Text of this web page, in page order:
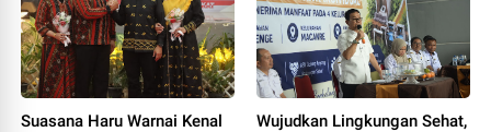
Suasana Haru Warnai Kenal
Wujudkan Lingkungan Sehat,